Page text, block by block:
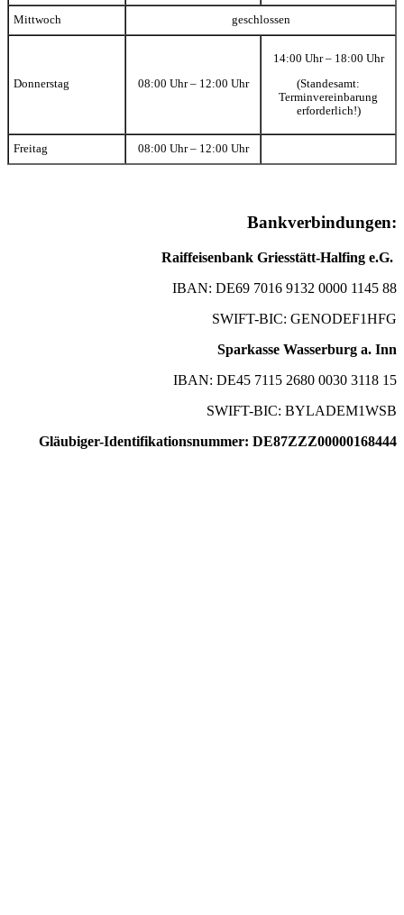
Mittwoch geschlossen
Donnerstag 08:00 Uhr – 12:00 Uhr
14:00 Uhr – 18:00 Uhr
(Standesamt:
Terminvereinbarung
erforderlich!)
Freitag 08:00 Uhr – 12:00 Uhr
Bankverbindungen:
Raiffeisenbank Griesstätt-Halfing e.G.
IBAN: DE69 7016 9132 0000 1145 88
SWIFT-BIC: GENODEF1HFG
Sparkasse Wasserburg a. Inn
IBAN: DE45 7115 2680 0030 3118 15
SWIFT-BIC: BYLADEM1WSB
Gläubiger-Identifikationsnummer: DE87ZZZ00000168444